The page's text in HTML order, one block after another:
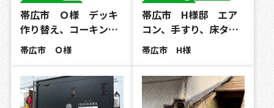
帯広市 Ｏ様 デッキ
作り替え、コーキン…
帯広市 Ｏ様
コーキング工事
帯広市 H様邸 エア
コン、手すり、床タ…
帯広市 H様
その他の工事